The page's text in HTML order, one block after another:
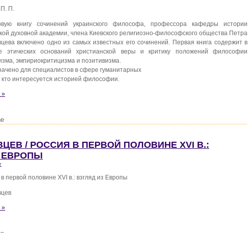
П.
книгу сочинений украинского философа, профессора кафедры истории
духовной академии, члена Киевского религиозно-философского общества Петра
включено одно из самых известных его сочинений. Первая книга содержит в
этических оснований христианской веры и критику положений философии
эмпириокритицизма и позитивизма.
для специалистов в сфере гуманитарных
кто интересуется историей философии.
»
/ РОССИЯ В ПЕРВОЙ ПОЛОВИНЕ XVI В.:
ЕВРОПЫ
в первой половине XVI в.: взгляд из Европы
»